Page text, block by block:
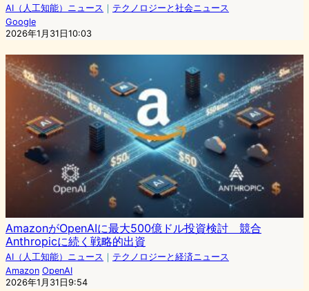
AI（人工知能）ニュース ｜ テクノロジーと社会ニュース
Google
2026年1月31日10:03
AmazonがOpenAIに最大500億ドル投資検討 競合
Anthropicに続く戦略的出資
AI（人工知能）ニュース ｜ テクノロジーと経済ニュース
Amazon OpenAI
2026年1月31日9:54